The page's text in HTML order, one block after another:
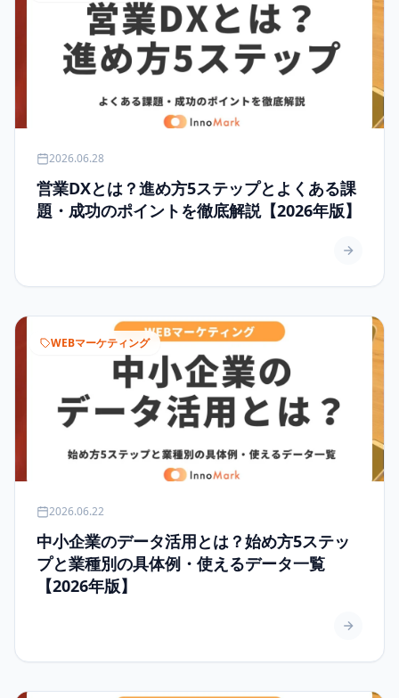
2026.06.28
営業DXとは？進め方5ステップとよくある課
題・成功のポイントを徹底解説【2026年版】
WEBマーケティング
2026.06.22
中小企業のデータ活用とは？始め方5ステッ
プと業種別の具体例・使えるデータ一覧
【2026年版】